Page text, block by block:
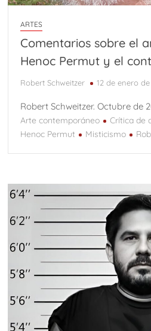
ARTES
Comentarios sobre el
Henoc Permut y el
Robert Schweitzer 12 de enero
Robert Schweitzer. Octubre de
Arte contemporáneo Crítica de
Henoc Permut
Misticismo